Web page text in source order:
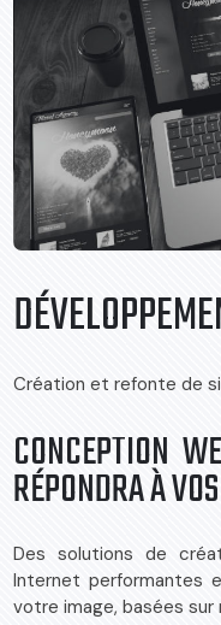
Création et refonte de
CONCEPTION
RÉPONDRA À
Des solutions de
Internet performantes
votre image, basées